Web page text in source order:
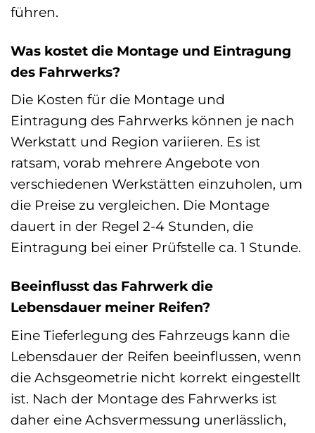
führen.
Was kostet die Montage und Eintragung
des Fahrwerks?
Die Kosten für die Montage und
Eintragung des Fahrwerks können je nach
Werkstatt und Region variieren. Es ist
ratsam, vorab mehrere Angebote von
verschiedenen Werkstätten einzuholen, um
die Preise zu vergleichen. Die Montage
dauert in der Regel 2-4 Stunden, die
Eintragung bei einer Prüfstelle ca. 1 Stunde.
Beeinflusst das Fahrwerk die
Lebensdauer meiner Reifen?
Eine Tieferlegung des Fahrzeugs kann die
Lebensdauer der Reifen beeinflussen, wenn
die Achsgeometrie nicht korrekt eingestellt
ist. Nach der Montage des Fahrwerks ist
daher eine Achsvermessung unerlässlich,